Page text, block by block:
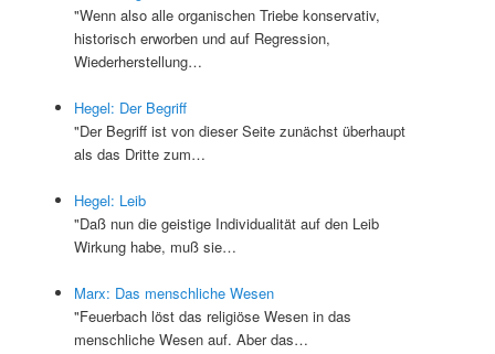
"Wenn also alle organischen Triebe konservativ,
historisch erworben und auf Regression,
Wiederherstellung…
Hegel: Der Begriff
"Der Begriff ist von dieser Seite zunächst überhaupt
als das Dritte zum…
Hegel: Leib
"Daß nun die geistige Individualität auf den Leib
Wirkung habe, muß sie…
Marx: Das menschliche Wesen
"Feuerbach löst das religiöse Wesen in das
menschliche Wesen auf. Aber das…